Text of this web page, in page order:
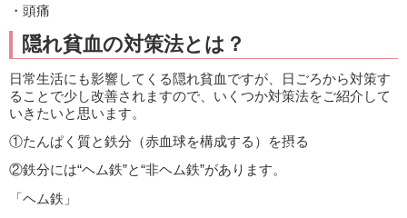
・頭痛
隠れ貧血の対策法とは？
日常生活にも影響してくる隠れ貧血ですが、日ごろから対策す
ることで少し改善されますので、いくつか対策法をご紹介して
いきたいと思います。
①たんぱく質と鉄分（赤血球を構成する）を摂る
②鉄分には“ヘム鉄”と“非ヘム鉄”があります。
「ヘム鉄」